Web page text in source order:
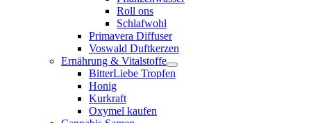
Roll ons
Schlafwohl
Primavera Diffuser
Voswald Duftkerzen
Ernährung & Vitalstoffe
BitterLiebe Tropfen
Honig
Kurkraft
Oxymel kaufen